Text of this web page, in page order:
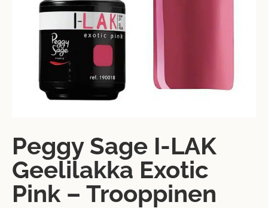
Peggy Sage I-LAK
Geelilakka Exotic
Pink – Trooppinen